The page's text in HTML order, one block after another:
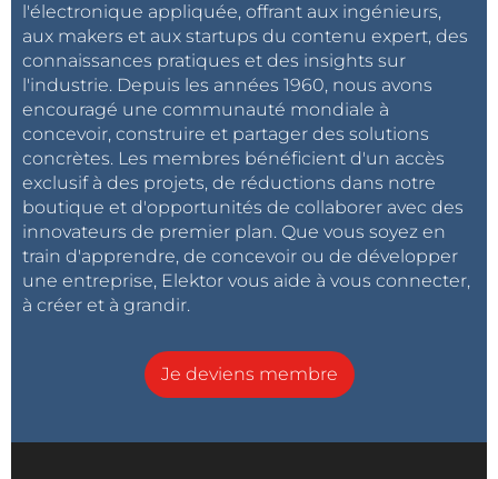
l'électronique appliquée, offrant aux ingénieurs,
aux makers et aux startups du contenu expert, des
connaissances pratiques et des insights sur
l'industrie. Depuis les années 1960, nous avons
encouragé une communauté mondiale à
concevoir, construire et partager des solutions
concrètes. Les membres bénéficient d'un accès
exclusif à des projets, de réductions dans notre
boutique et d'opportunités de collaborer avec des
innovateurs de premier plan. Que vous soyez en
train d'apprendre, de concevoir ou de développer
une entreprise, Elektor vous aide à vous connecter,
à créer et à grandir.
Je deviens membre